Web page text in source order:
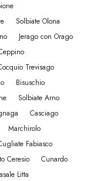
Solbiate Olona
Jerago con Orago
Trevisago
Bisuschio
Solbiate Arno
Casciago
Marchirolo
Fabiasco
Ceresio
Cunardo
Litta